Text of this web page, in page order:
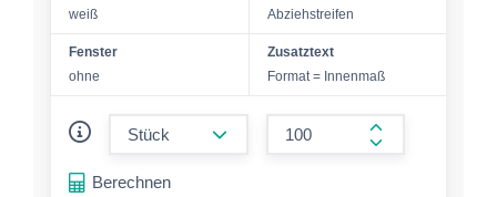
weiß
Abziehstreifen
Fenster
ohne
Zusatztext
Format = Innenmaß
form.increase-
Berechnen